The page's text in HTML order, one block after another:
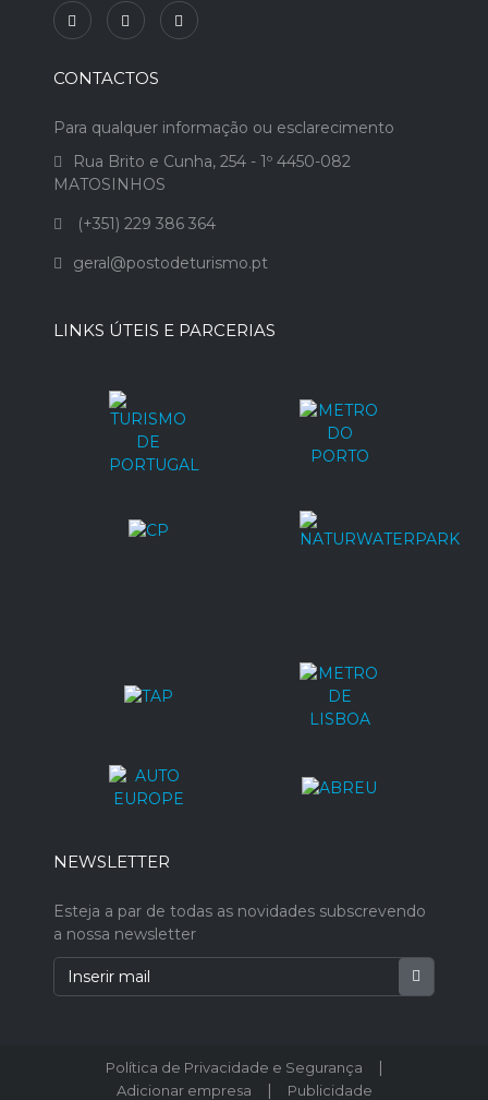
CONTACTOS
Para qualquer informação ou esclarecimento
Rua Brito e Cunha, 254 - 1º 4450-082
MATOSINHOS
(+351) 229 386 364
geral@postodeturismo.pt
LINKS ÚTEIS E PARCERIAS
NEWSLETTER
Esteja a par de todas as novidades subscrevendo
a nossa newsletter
Política de Privacidade e Segurança |
Adicionar empresa | Publicidade